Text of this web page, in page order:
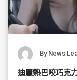
By News
迪麗熱巴咬巧克